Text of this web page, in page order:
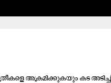
അ​ക്ര​മി​ക്കു​ക​യും ക​ട